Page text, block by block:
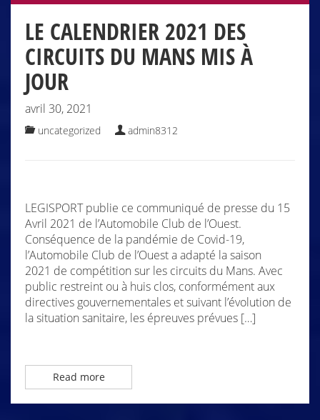
LE CALENDRIER 2021 DES
CIRCUITS DU MANS MIS À
JOUR
avril 30, 2021
uncategorized admin8312
LEGISPORT publie ce communiqué de presse du 15
Avril 2021 de l’Automobile Club de l’Ouest.
Conséquence de la pandémie de Covid-19,
l’Automobile Club de l’Ouest a adapté la saison
2021 de compétition sur les circuits du Mans. Avec
public restreint ou à huis clos, conformément aux
directives gouvernementales et suivant l’évolution de
la situation sanitaire, les épreuves prévues […]
Read more